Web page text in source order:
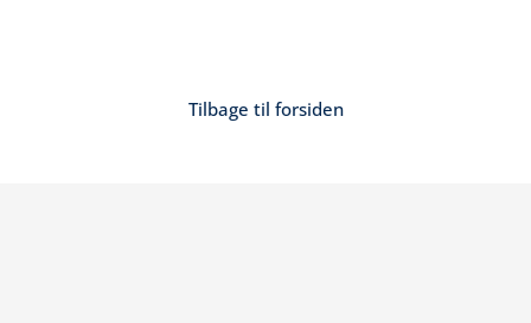
Tilbage til forsiden